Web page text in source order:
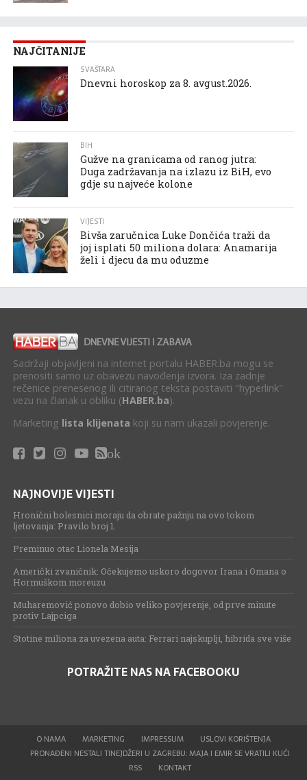
NAJČITANIJE
SVAŠTARA
Dnevni horoskop za 8. avgust.2026.
BIH
Gužve na granicama od ranog jutra:
Duga zadržavanja na izlazu iz BiH, evo
gdje su najveće kolone
VIJESTI
Bivša zaručnica Luke Dončića traži da
joj isplati 50 miliona dolara: Anamarija
želi i djecu da mu oduzme
Sadržaji objavljeni na internet portalu HABER.ba mogu se
prenositi samo uz obavezu navođenja izvora. Iza zadnje
rečenice prenesenog ili citiranog teksta postaviti "hyperlink"
vezu na članak u obliku (HABER.ba).
Marketing lista klijenata koji su nam ukazali povjerenje.
ok
NAJNOVIJE VIJESTI
Hronični bolesnici moraju da obrate pažnju na ovo tokom
ljetovanja: Pravilo broj 1.
Preminuo otac Lionela Mesija
Američki zvaničnik: Očekujemo uskoro dogovor Irana i Omana o
Hormuškom moreuzu
Muharemović ponovo dobio veliko povjerenje, od prve minute
protiv Lajpciga
Stotine miliona za uvezena auta: Ferrari najskuplji, hibrida sve više
POTRAŽITE NAS NA FACEBOOKU
O NAMA MARKETING IMPRESSUM
USLOVI KORIŠTENJA
PRONAĐENI NESTALI TINEJDŽERI U ZAGREBU: MAJA I EMIR SE VRATILI KUĆI
RSS
KONTAKT